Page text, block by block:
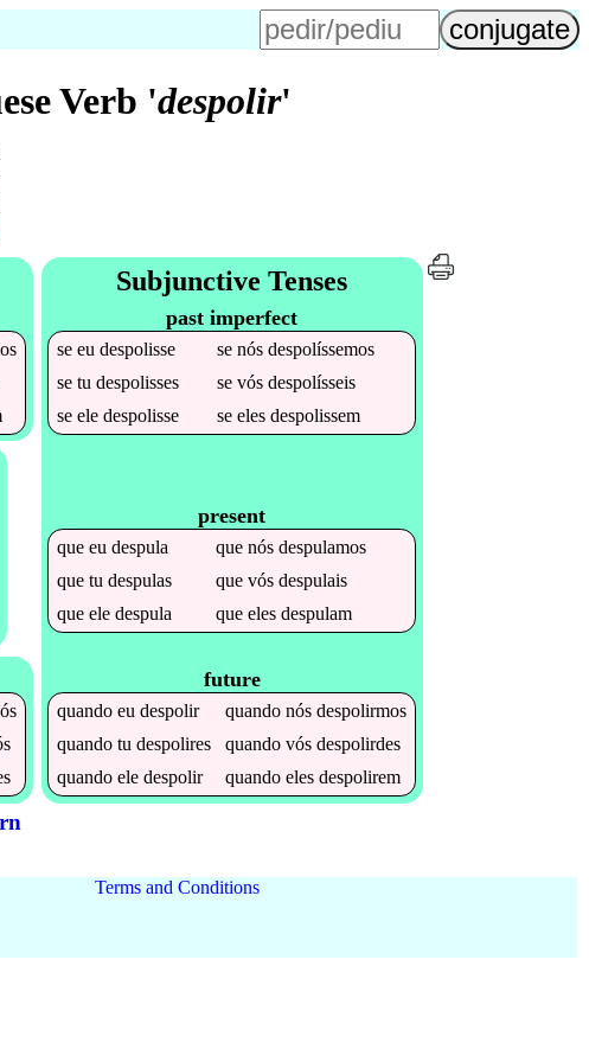
Verb 'despolir'
Subjunctive Tenses
past imperfect
seeudespolisse senósdespolíssemos
setudespolisses sevósdespolísseis
seeledespolisse seelesdespolissem
present
queeudespula quenósdespulamos
quetudespulas quevósdespulais
queeledespula queelesdespulam
future
quandoeudespolir quandonósdespolirmos
quandotudespolires quandovósdespolirdes
quandoeledespolir quandoelesdespolirem
Terms and Conditions